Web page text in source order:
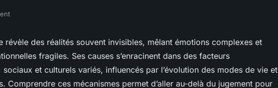
: comprendre
révèle des réalités souvent invisibles, mêlant émotions complexes et
fragiles. Ses causes s’enracinent dans des facteurs
et culturels variés, influencés par l’évolution des modes de vie et
Comprendre ces mécanismes permet d’aller au-delà du jugement pour